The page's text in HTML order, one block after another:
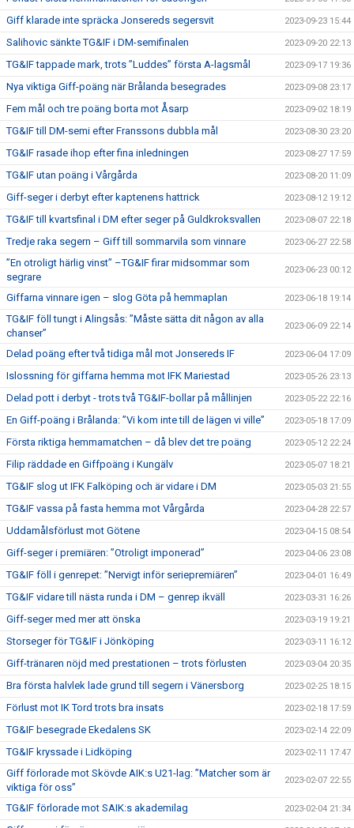
Giff klarade inte spräcka Jonsereds segersvit 2023-09-23 15:44
Salihovic sänkte TG&IF i DM-semifinalen 2023-09-20 22:13
TG&IF tappade mark, trots ”Luddes” första A-lagsmål 2023-09-17 19:36
Nya viktiga Giff-poäng när Brålanda besegrades 2023-09-08 23:17
Fem mål och tre poäng borta mot Åsarp 2023-09-02 18:19
TG&IF till DM-semi efter Franssons dubbla mål 2023-08-30 23:20
TG&IF rasade ihop efter fina inledningen 2023-08-27 17:59
TG&IF utan poäng i Vårgårda 2023-08-20 11:09
Giff-seger i derbyt efter kaptenens hattrick 2023-08-12 19:12
TG&IF till kvartsfinal i DM efter seger på Guldkroksvallen 2023-08-07 22:18
Tredje raka segern – Giff till sommarvila som vinnare 2023-06-27 22:58
”En otroligt härlig vinst” –TG&IF firar midsommar som
segrare
2023-06-23 00:12
Giffarna vinnare igen – slog Göta på hemmaplan 2023-06-18 19:14
TG&IF föll tungt i Alingsås: ”Måste sätta dit någon av alla
chanser”
2023-06-09 22:14
Delad poäng efter två tidiga mål mot Jonsereds IF 2023-06-04 17:09
Islossning för giffarna hemma mot IFK Mariestad 2023-05-26 23:13
Delad pott i derbyt - trots två TG&IF-bollar på mållinjen 2023-05-22 22:16
En Giff-poäng i Brålanda: ”Vi kom inte till de lägen vi ville” 2023-05-18 17:09
Första riktiga hemmamatchen – då blev det tre poäng 2023-05-12 22:24
Filip räddade en Giffpoäng i Kungälv 2023-05-07 18:21
TG&IF slog ut IFK Falköping och är vidare i DM 2023-05-03 21:55
TG&IF vassa på fasta hemma mot Vårgårda 2023-04-28 22:57
Uddamålsförlust mot Götene 2023-04-15 08:54
Giff-seger i premiären: ”Otroligt imponerad” 2023-04-06 23:08
TG&IF föll i genrepet: ”Nervigt inför seriepremiären” 2023-04-01 16:49
TG&IF vidare till nästa runda i DM – genrep ikväll 2023-03-31 16:26
Giff-seger med mer att önska 2023-03-19 19:21
Storseger för TG&IF i Jönköping 2023-03-11 16:12
Giff-tränaren nöjd med prestationen – trots förlusten 2023-03-04 20:35
Bra första halvlek lade grund till segern i Vänersborg 2023-02-25 18:15
Förlust mot IK Tord trots bra insats 2023-02-18 17:59
TG&IF besegrade Ekedalens SK 2023-02-14 22:09
TG&IF kryssade i Lidköping 2023-02-11 17:47
Giff förlorade mot Skövde AIK:s U21-lag: ”Matcher som är
viktiga för oss”
2023-02-07 22:55
TG&IF förlorade mot SAIK:s akademilag 2023-02-04 21:34